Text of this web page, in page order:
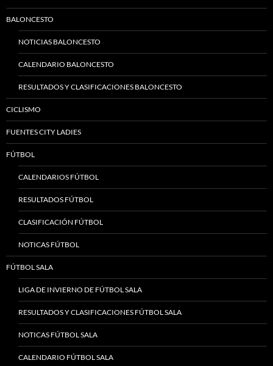
BALONCESTO
NOTICIAS BALONCESTO
CALENDARIO BALONCESTO
RESULTADOS Y CLASIFICACIONES BALONCESTO
CICLISMO
FUENTES CITY LADIES
FÚTBOL
CALENDARIOS FÚTBOL
RESULTADOS FÚTBOL
CLASIFICACIÓN FÚTBOL
NOTICAS FÚTBOL
FÚTBOL SALA
LIGA DE INVIERNO DE FÚTBOL SALA
RESULTADOS Y CLASIFICACIONES FÚTBOL SALA
NOTICAS FÚTBOL SALA
CALENDARIO FÚTBOL SALA